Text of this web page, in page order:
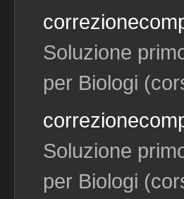
Soluzione
per Biologi
Soluzione
per Biologi